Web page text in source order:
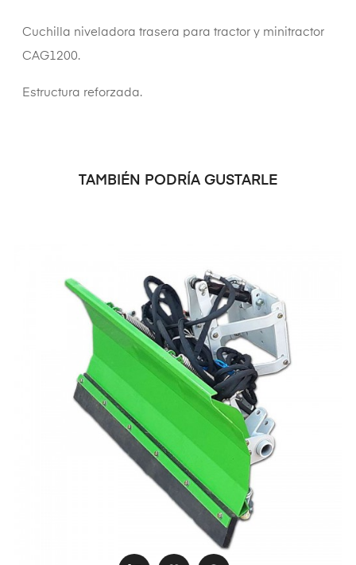
Cuchilla niveladora trasera para tractor y minitractor
CAG1200.
Estructura reforzada.
TAMBIÉN PODRÍA GUSTARLE